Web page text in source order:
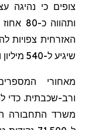
צופים כי נהיגה
האזרחית צפויות
שיגיע ל-540 מיליון ו-95 מיליון, בהתאמה.
מאחורי
ורב-שכבתית. כדי
משרד התחבורה